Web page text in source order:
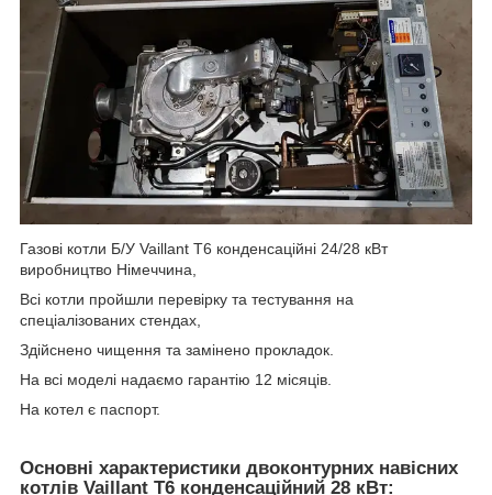
Газові котли Б/У Vaillant T6 конденсаційні 24/28 кВт
виробництво Німеччина,
Всі котли пройшли перевірку та тестування на
спеціалізованих стендах,
Здійснено чищення та замінено прокладок.
На всі моделі надаємо гарантію 12 місяців.
На котел є паспорт.
Основні характеристики двоконтурних навісних
котлів Vaillant T6 конденсаційний 28 кВт: